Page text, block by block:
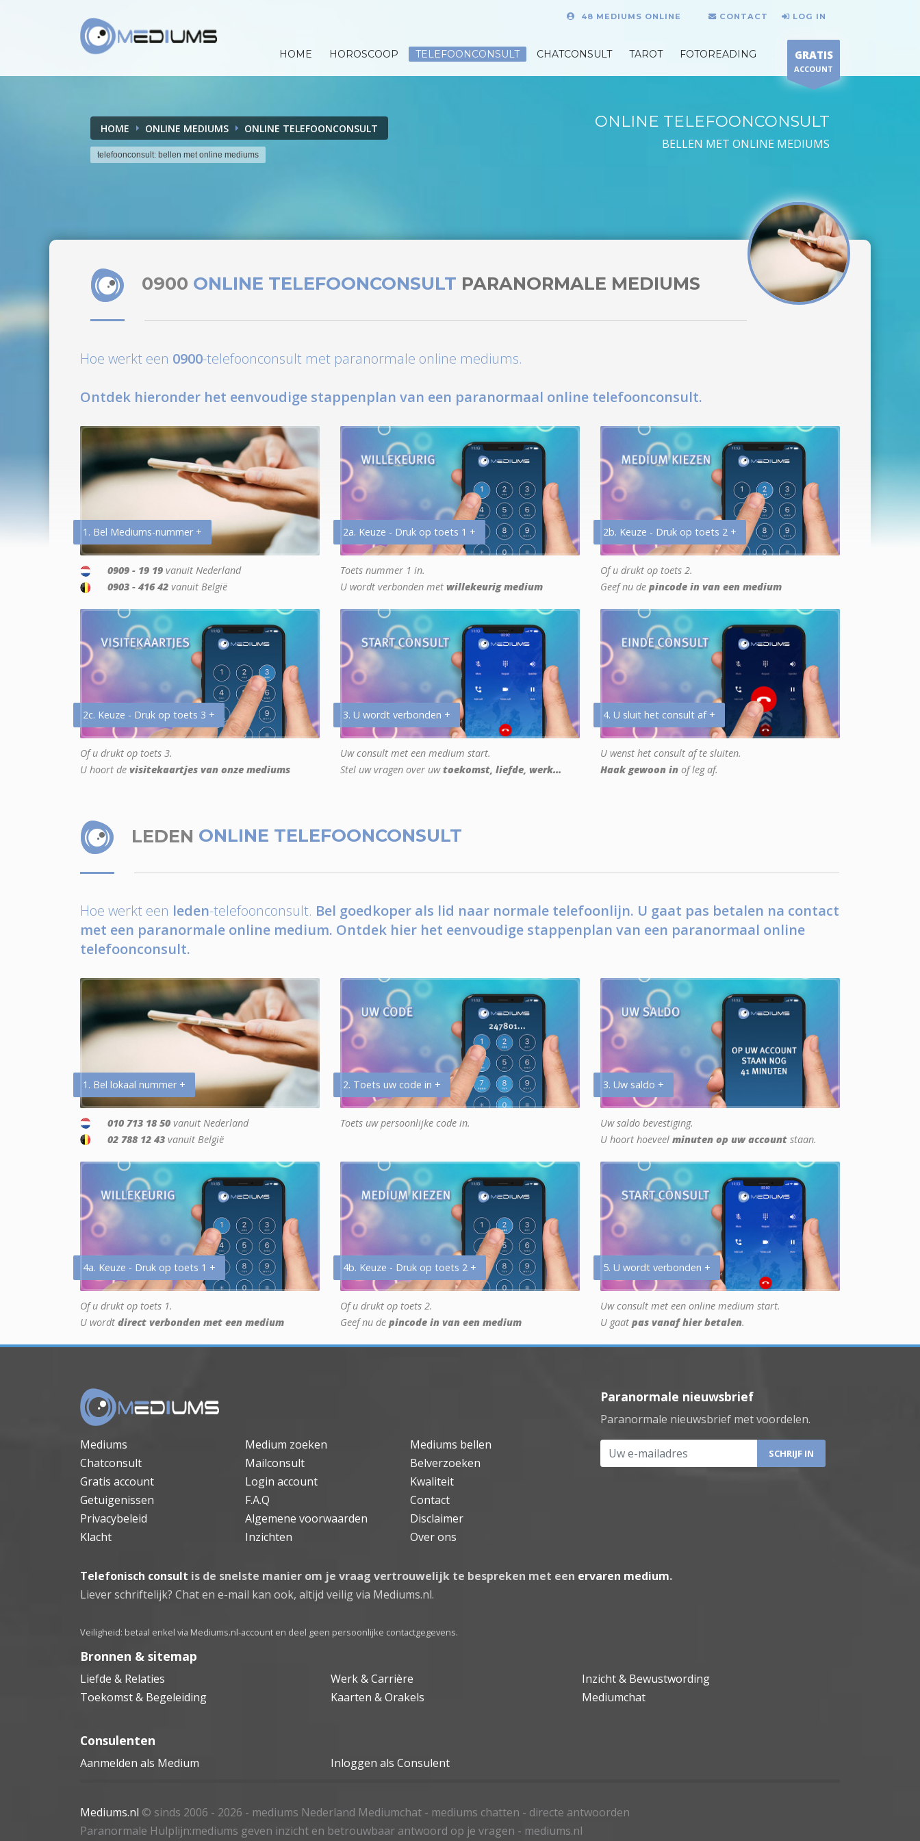
48 MEDIUMS ONLINE CONTACT LOG IN
HOME HOROSCOOP TELEFOONCONSULT CHATCONSULT TAROT FOTOREADING GRATIS
ACCOUNT
HOME ONLINE MEDIUMS ONLINE TELEFOONCONSULT
telefoonconsult: bellen met online mediums
ONLINE TELEFOONCONSULT
BELLEN MET ONLINE MEDIUMS
0900 ONLINE TELEFOONCONSULT PARANORMALE MEDIUMS
Hoe werkt een 0900-telefoonconsult met paranormale online mediums.
Ontdek hieronder het eenvoudige stappenplan van een paranormaal online telefoonconsult.
1. Bel Mediums-nummer +
0909 - 19 19 vanuit Nederland
0903 - 416 42 vanuit België
2a. Keuze - Druk op toets 1 +
Toets nummer 1 in.
U wordt verbonden met willekeurig medium
2b. Keuze - Druk op toets 2 +
Of u drukt op toets 2.
Geef nu de pincode in van een medium
2c. Keuze - Druk op toets 3 +
Of u drukt op toets 3.
U hoort de visitekaartjes van onze mediums
3. U wordt verbonden +
Uw consult met een medium start.
Stel uw vragen over uwtoekomst, liefde, werk...
4. U sluit het consult af +
U wenst het consult af te sluiten.
Haak gewoon in of leg af.
LEDEN ONLINE TELEFOONCONSULT
Hoe werkt een leden-telefoonconsult. Bel goedkoper als lid naar normale telefoonlijn. U gaat pas betalen na contact
met een paranormale online medium. Ontdek hier het eenvoudige stappenplan van een paranormaal online
telefoonconsult.
1. Bel lokaal nummer +
010 713 18 50 vanuit Nederland
02 788 12 43 vanuit België
2. Toets uw code in +
Toets uw persoonlijke code in.
3. Uw saldo +
Uw saldo bevestiging.
U hoort hoeveel minuten op uw account staan.
4a. Keuze - Druk op toets 1 +
Of u drukt op toets 1.
U wordt direct verbonden met een medium
4b. Keuze - Druk op toets 2 +
Of u drukt op toets 2.
Geef nu de pincode in van een medium
5. U wordt verbonden +
Uw consult met een online medium start.
U gaat pas vanaf hier betalen.
Mediums Medium zoeken
Mediums bellen
Chatconsult
Mailconsult
Belverzoeken
Gratis account
Login account
Kwaliteit
Getuigenissen
F.A.Q
Contact
Privacybeleid
Algemene voorwaarden
Disclaimer
Klacht
Inzichten Over ons
Paranormale nieuwsbrief
Paranormale nieuwsbrief met voordelen.
Uw e-mailadres
Telefonisch consult is de snelste manier om je vraag vertrouwelijk te bespreken met een ervaren medium.
Liever schriftelijk? Chat en e-mail kan ook, altijd veilig via Mediums.nl.
Veiligheid: betaal enkel via Mediums.nl-account en deel geen persoonlijke contactgegevens.
Bronnen & sitemap
Liefde & Relaties Werk & Carrière
Inzicht & Bewustwording
Toekomst & Begeleiding
Kaarten & Orakels Mediumchat
Consulenten
Aanmelden als Medium Inloggen als Consulent
Mediums.nl © sinds 2006 - 2026 - mediums Nederland Mediumchat - mediums chatten - directe antwoorden
Paranormale Hulplijn:mediums geven inzicht en betrouwbaar antwoord op je vragen - mediums.nl